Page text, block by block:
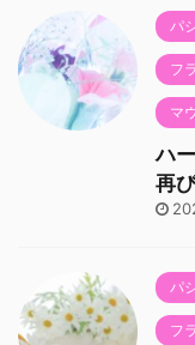
パ
フ
マ
ハ
再び
パ
フ